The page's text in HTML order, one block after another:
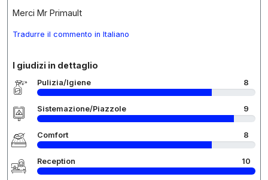
Merci Mr Primault
Tradurre il commento in Italiano
I giudizi in dettaglio
Pulizia/Igiene 8
Sistemazione/Piazzole 9
Comfort 8
Reception 10